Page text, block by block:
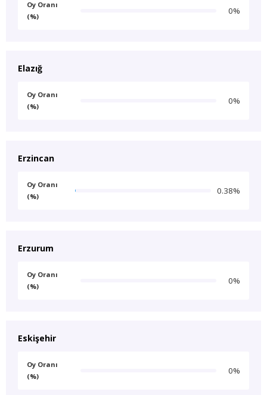
Oy Oranı
(%)
0%
Elazığ
Oy Oranı
(%)
0%
Erzincan
Oy Oranı
(%)
0.38%
Erzurum
Oy Oranı
(%)
0%
Eskişehir
Oy Oranı
(%)
0%